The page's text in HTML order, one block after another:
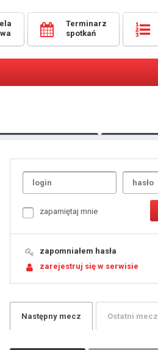
Terminarz
spotkań
zapamiętaj mnie
zapomniałem hasła
zarejestruj się w serwisie
Następny mecz Ostatni mecz